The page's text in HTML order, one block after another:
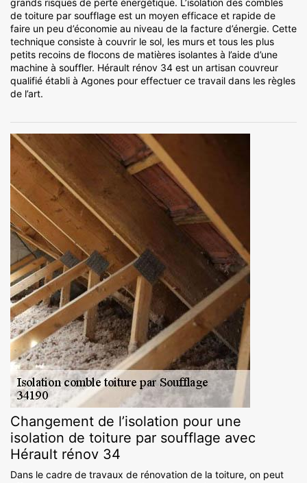
grands risques de perte énergétique. L’isolation des combles
de toiture par soufflage est un moyen efficace et rapide de
faire un peu d’économie au niveau de la facture d’énergie. Cette
technique consiste à couvrir le sol, les murs et tous les plus
petits recoins de flocons de matières isolantes à l’aide d’une
machine à souffler. Hérault rénov 34 est un artisan couvreur
qualifié établi à Agones pour effectuer ce travail dans les règles
de l’art.
Changement de l’isolation pour une
isolation de toiture par soufflage avec
Hérault rénov 34
Dans le cadre de travaux de rénovation de la toiture, on peut